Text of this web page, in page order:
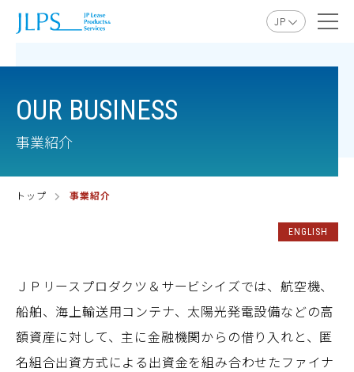
JP
OUR BUSINESS
事業紹介
トップ 事業紹介
ENGLISH
ＪＰリースプロダクツ＆サービシイズでは、航空機、
船舶、海上輸送用コンテナ、太陽光発電設備などの高
額資産に対して、主に金融機関からの借り入れと、匿
名組合出資方式による出資金を組み合わせたファイナ